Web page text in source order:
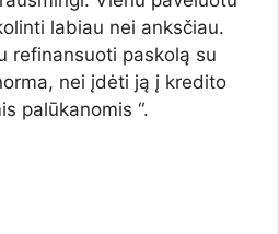
labiau nei anksčiau.
refinansuoti paskolą su
nei įdėti ją į kredito
palūkanomis “.